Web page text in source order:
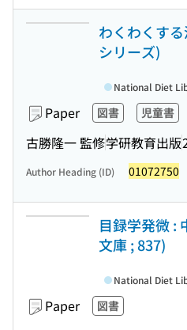
わくわくす
シリーズ)
Paper 図書 児童書
古勝隆一 監修学研教育出版
National Diet
Author Heading (ID) 01072750
目録学発微 :
文庫 ; 837)
Paper 図書
National Diet